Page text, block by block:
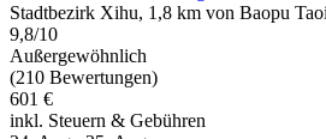
Stadtbezirk Xihu, 1,8 km von Baopu
9,8/10
Außergewöhnlich
(210 Bewertungen)
601 €
inkl. Steuern & Gebühren